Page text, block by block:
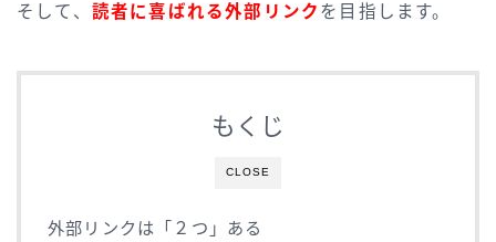
そして、 読者に喜ばれる外部リンク を目指します。
CLOSE
もくじ
外部リンクは「２つ」ある